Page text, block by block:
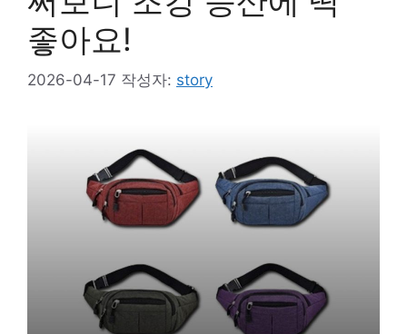
좋아요!
2026-04-17 작성자: story